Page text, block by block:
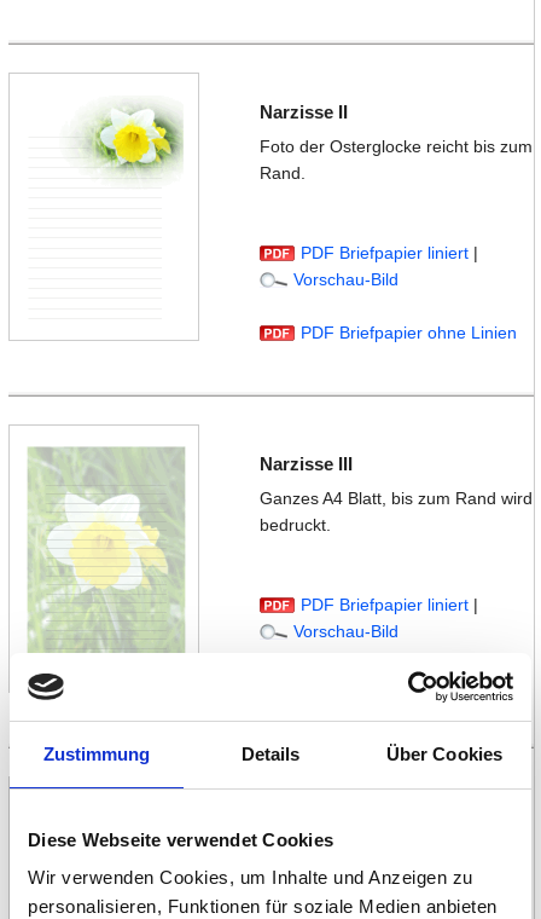
Zustimmung Details Über Cookies
Diese Webseite verwendet Cookies
Wir verwenden Cookies, um Inhalte und Anzeigen zu
personalisieren, Funktionen für soziale Medien anbieten
Narzisse II
Foto der Osterglocke reicht bis zum
Rand.
PDF Briefpapier liniert |
Vorschau-Bild
PDF Briefpapier ohne Linien
Narzisse III
Ganzes A4 Blatt, bis zum Rand wird
bedruckt.
PDF Briefpapier liniert |
Vorschau-Bild
PDF Briefpapier ohne Linien
Rote Rose mit Wassertropfen.